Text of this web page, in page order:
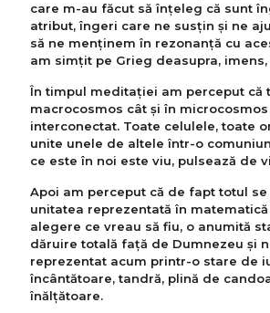
care m-au făcut să înţeleg că sunt
atribut, îngeri care ne susțin şi ne
să ne menţinem în rezonanţă cu
am simțit pe Grieg deasupra, imens,
În timpul meditaţiei am perceput că
macrocosmos cât şi în
interconectat. Toate celulele, toate
unite unele de altele într-o
ce este în noi este viu, pulsează de
Apoi am perceput că de fapt totul
unitatea reprezentată în matematică
alegere ce vreau să fiu, o anumită
dăruire totală față de Dumnezeu şi
reprezentat acum printr-o stare de
încântătoare, tandră, plină de
înălţătoare.